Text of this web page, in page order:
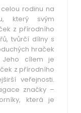
rodinu na
který svým
z přírodního
tvůrčí dílny s
hraček
Jeho cílem je
z přírodního
veřejnosti.
značky –
, která je